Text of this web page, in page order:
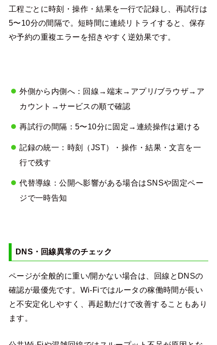
工程ごとに時刻・操作・結果を一行で記録し、再試行は
5〜10分の間隔で。短時間に連続リトライすると、保存
や予約の重複エラーを招きやすく逆効果です。
外側から内側へ：回線→端末→アプリ/ブラウザ→ア
カウント→サービスの順で確認
再試行の間隔：5〜10分に固定→連続操作は避ける
記録の統一：時刻（JST）・操作・結果・文言を一
行で残す
代替導線：公開へ影響がある場合はSNSや固定ペー
ジで一時告知
DNS・回線異常のチェック
ページが全般的に重い/開かない場合は、回線とDNSの
確認が最優先です。Wi-Fiではルータの稼働時間が長い
と不安定化しやすく、再起動だけで改善することもあり
ます。